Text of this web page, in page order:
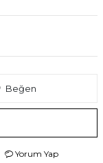
Beğen
Yorum Yap